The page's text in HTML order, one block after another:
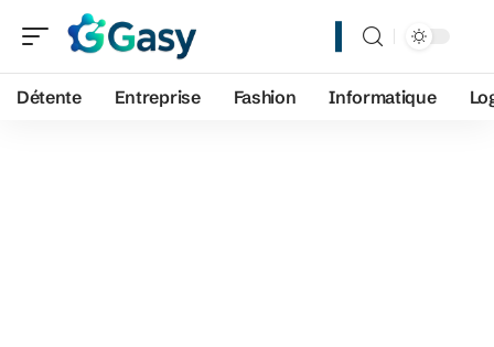
Détente Entreprise Fashion Informatique